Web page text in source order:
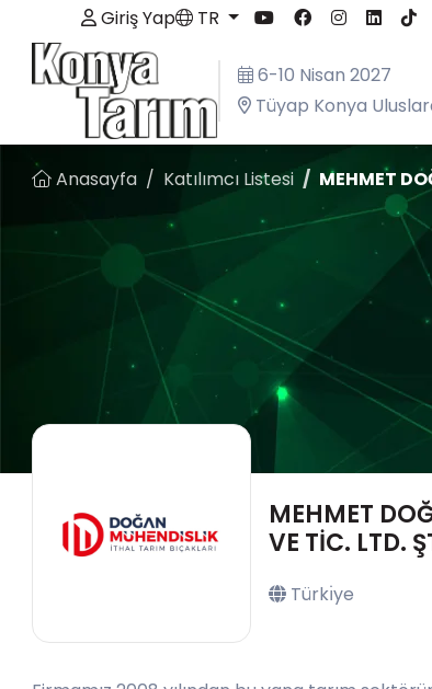
Giriş Yap TR
6-10 Nisan 2027
Tüyap Konya
Anasayfa Katılımcı Listesi MEHMET
MEHMET
VE TİC. LTD.
Türkı̇ye